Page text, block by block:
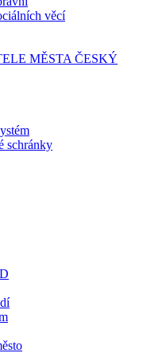
věcí
MĚSTA ČESKÝ
schránky